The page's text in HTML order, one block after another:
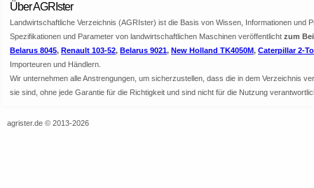
Über AGRIster
Landwirtschaftliche Verzeichnis (AGRIster) ist die Basis von Wissen, Informationen
Spezifikationen und Parameter von landwirtschaftlichen Maschinen veröffentlicht zum
Belarus 8045, Renault 103-52, Belarus 9021, New Holland TK4050M, Caterpillar 2-
Importeuren und Händlern.
Wir unternehmen alle Anstrengungen, um sicherzustellen, dass die in dem Verzeichnis
sie sind, ohne jede Garantie für die Richtigkeit und sind nicht für die Nutzung
agrister.de © 2013-2026